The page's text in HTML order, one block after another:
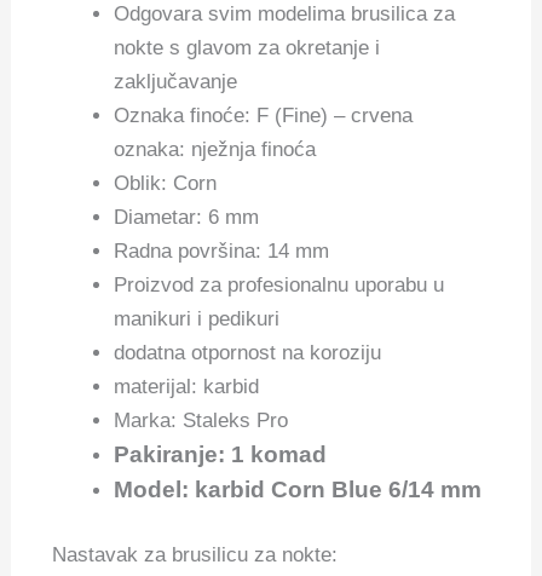
Odgovara svim modelima brusilica za
nokte s glavom za okretanje i
zaključavanje
Oznaka finoće: F (Fine) – crvena
oznaka: nježnja finoća
Oblik: Corn
Diametar: 6 mm
Radna površina: 14 mm
Proizvod za profesionalnu uporabu u
manikuri i pedikuri
dodatna otpornost na koroziju
materijal: karbid
Marka: Staleks Pro
Pakiranje: 1 komad
Model: karbid Corn Blue 6/14 mm
Nastavak za brusilicu za nokte: